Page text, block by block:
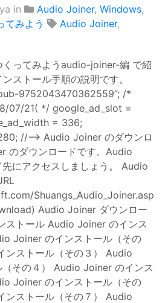
in Audio Joiner, Windows,
てみよう Audio Joiner,
くってみようaudio-joiner-編 で紹
ストール手順の説明です。
9752043470362559”; /*
07/21( */ google_ad_slot =
= 336;
//–> Audio Joiner のダウンロ
のダウンロードです。Audio
にアクセスしましょう。 Audio
Shuangs_Audio_Joiner.asp
Audio Joiner ダウンロー
ストール Audio Joiner のインス
Joiner のインストール（その
ンストール（その３） Audio
その４） Audio Joiner のインス
Joiner のインストール（その
ンストール（その７） Audio